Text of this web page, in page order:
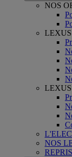
NOS
NOS